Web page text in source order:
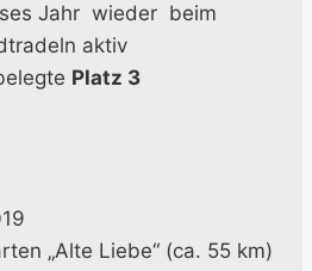
Jahr wieder beim
aktiv
Platz 3
„Alte Liebe“ (ca. 55 km)